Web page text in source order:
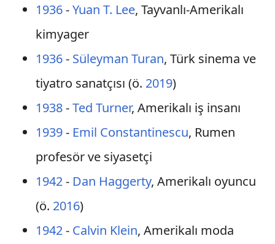
1936-Yuan T. Lee, Tayvanlı-Amerikalı
kimyager
1936- Süleyman Turan, Türk sinema ve
tiyatro sanatçısı (ö. 2019)
1938-Ted Turner, Amerikalı iş insanı
1939- Emil Constantinescu, Rumen
profesör ve siyasetçi
1942- Dan Haggerty, Amerikalı oyuncu
(ö. 2016)
1942- Calvin Klein, Amerikalı moda